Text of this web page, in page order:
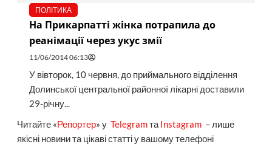
ПОЛІТИКА
На Прикарпатті жінка потрапила до
реанімації через укус змії
11/06/2014 06:13
У вівторок, 10 червня, до приймального відділення
Долинської центральної районної лікарні доставили
29-річну...
Читайте «Репортер» у Telegramта Instagram– лише
якісні новини та цікаві статті у вашому телефоні